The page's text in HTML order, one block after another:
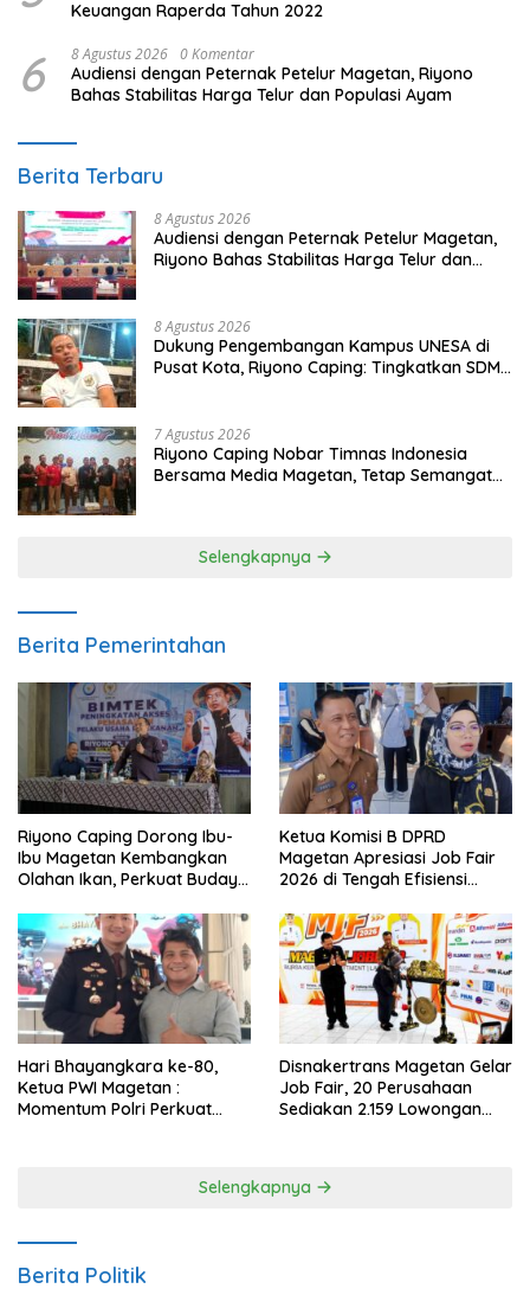
Keuangan Raperda Tahun 2022
6 8 Agustus 2026 0 Komentar
Audiensi dengan Peternak Petelur Magetan, Riyono
Bahas Stabilitas Harga Telur dan Populasi Ayam
Berita Terbaru
8 Agustus 2026
Audiensi dengan Peternak Petelur Magetan,
Riyono Bahas Stabilitas Harga Telur dan
8 Agustus 2026
Dukung Pengembangan Kampus UNESA di
Pusat Kota, Riyono Caping: Tingkatkan SDM
7 Agustus 2026
Riyono Caping Nobar Timnas Indonesia
Bersama Media Magetan, Tetap Semangat
Selengkapnya
Berita Pemerintahan
Riyono Caping Dorong Ibu-
Ibu Magetan Kembangkan
Olahan Ikan, Perkuat Budaya
Ketua Komisi B DPRD
Magetan Apresiasi Job Fair
2026 di Tengah Efisiensi
Hari Bhayangkara ke-80,
Ketua PWI Magetan :
Momentum Polri Perkuat
Disnakertrans Magetan Gelar
Job Fair, 20 Perusahaan
Sediakan 2.159 Lowongan
Selengkapnya
Berita Politik